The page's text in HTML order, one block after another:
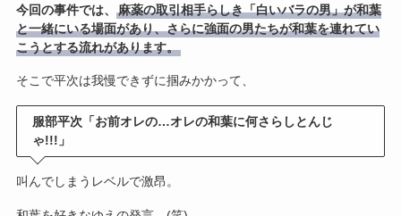
今回の事件では、
麻薬の取引相手らしき「白いバラの男」が和葉
と一緒にいる場面があり、さらに強面の男たちが和葉を連れてい
こうとする流れがあります。
そこで平次は我慢できずに掴みかかって、
服部平次「お前オレの…オレの和葉に何さらしとんじ
ゃ!!!」
叫んでしまうレベルで激昂。